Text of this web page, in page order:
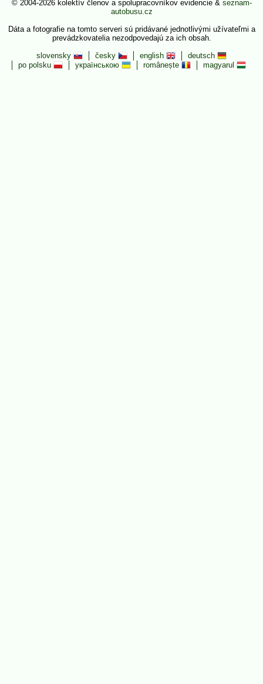
© 2004-2026 kolektív členov a spolupracovníkov evidencie & seznam-
autobusu.cz
Dáta a fotografie na tomto serveri sú pridávané jednotlivými užívateľmi a
prevádzkovatelia nezodpovedajú za ich obsah.
slovensky
česky english
deutsch
po polsku
українською românește magyarul